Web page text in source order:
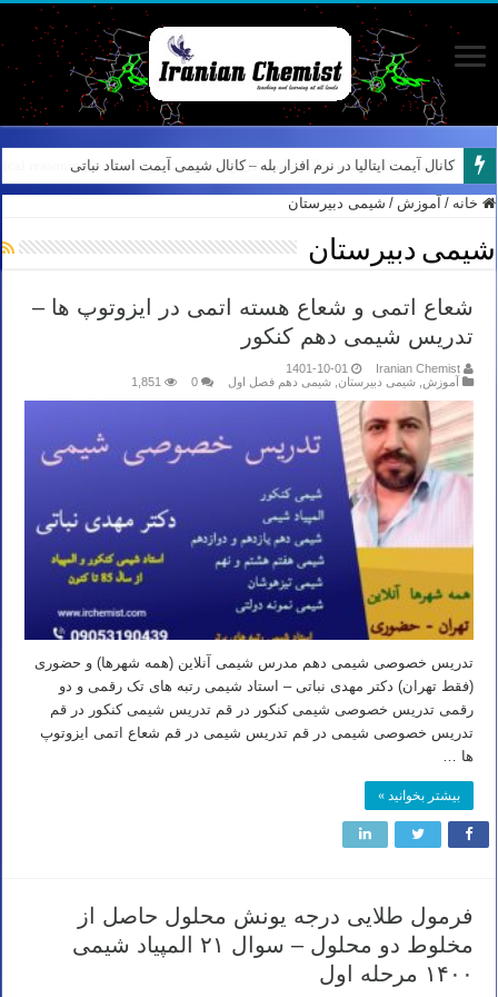
کانال آیمت ایتالیا در نرم افزار بله – کانال شیمی آیمت استاد نباتی
خانه / آموزش / شیمی دبیرستان
شیمی دبیرستان
شعاع اتمی و شعاع هسته اتمی در ایزوتوپ ها –
تدریس شیمی دهم کنکور
Iranian Chemist
1401-10-01
آموزش شیمی دبیرستان شیمی دهم فصل اول 0
1,851
تدریس خصوصی شیمی دهم مدرس شیمی آنلاین (همه شهرها) و حضوری
(فقط تهران) دکتر مهدی نباتی – استاد شیمی رتبه های تک رقمی و دو
رقمی تدریس خصوصی شیمی کنکور در قم تدریس شیمی کنکور در قم
تدریس خصوصی شیمی در قم تدریس شیمی در قم شعاع اتمی ایزوتوپ
ها …
بیشتر بخوانید »
فرمول طلایی درجه یونش محلول حاصل از
مخلوط دو محلول – سوال ۲۱ المپیاد شیمی
۱۴۰۰ مرحله اول